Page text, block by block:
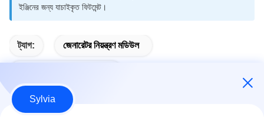
ইঞ্জিনের জন্য যাচাইকৃত ফিটমেন্ট।
ট্যাগ: জেনারেটর নিয়ন্ত্রণ মডিউল
Sylvia